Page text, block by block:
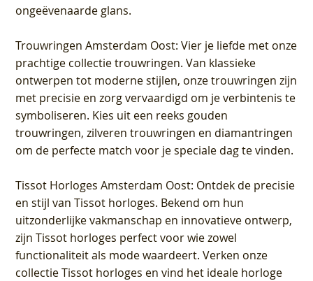
ongeëvenaarde glans.
Trouwringen Amsterdam Oost: Vier je liefde met onze
prachtige collectie trouwringen. Van klassieke
ontwerpen tot moderne stijlen, onze trouwringen zijn
met precisie en zorg vervaardigd om je verbintenis te
symboliseren. Kies uit een reeks gouden
trouwringen, zilveren trouwringen en diamantringen
om de perfecte match voor je speciale dag te vinden.
Tissot Horloges Amsterdam Oost: Ontdek de precisie
en stijl van Tissot horloges. Bekend om hun
uitzonderlijke vakmanschap en innovatieve ontwerp,
zijn Tissot horloges perfect voor wie zowel
functionaliteit als mode waardeert. Verken onze
collectie Tissot horloges en vind het ideale horloge